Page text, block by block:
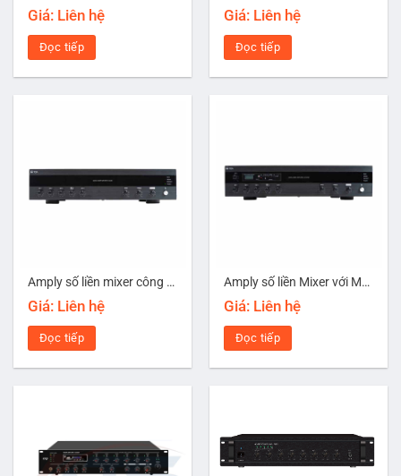
Giá: Liên hệ
Đọc tiếp
Giá: Liên hệ
Đọc tiếp
Amply số liền mixer công suất 480W TOA A-3248D-AS
Giá: Liên hệ
Đọc tiếp
Amply số liền Mixer với MP3/Bluetooth công suất 240W TOA A-3224DM-AS
Giá: Liên hệ
Đọc tiếp